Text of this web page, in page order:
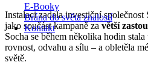
E-Booky
Brána do světa znalostí
Kontakt
Instalaci zadala investiční
jako součást kampaně za větší
Socha se během několika hodin
rovnost, odvahu a sílu – a obletěla
světě.